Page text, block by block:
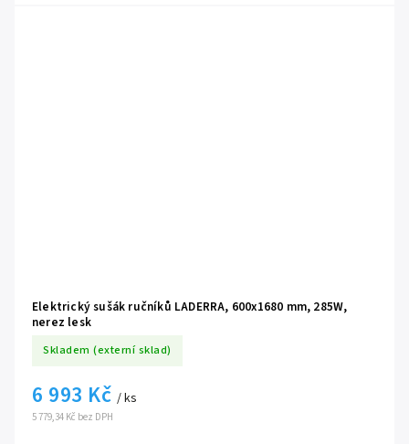
Elektrický sušák ručníků LADERRA, 600x1680 mm, 285W,
nerez lesk
Skladem (externí sklad)
5 779,34 Kč bez DPH
6 993 Kč / ks